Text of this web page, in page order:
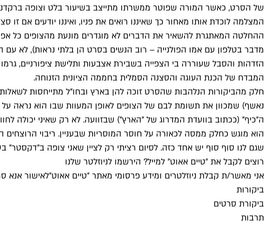
של הסרט, כאשר המורה שפוטר ממשרתו מתייצב בשיעור בלט וצופה
המצלמה לוכדת אותו מאחור כך שאיננו רואים את פניו, ואיננו יודעים
ההחלטה המאתגרת להשאיר את הדברים לא מוגדרים מונעת מהצופים כל
מדבר בטלפון עם אמו הפולנייה – רוב הנשים בסרט הן בלתי נראות), לא
הזדהות והסבל שעוררה בי הצפייה בשבירת אצבעות ותלישת ציפורניים,
המבדח של הכנת העוגה והסצנה הסמלית בחממה הציונית הזנוחה.
חלק מהביקורות הנלהבות שהסרט זוכה להן בארץ ובחו"ל מתייחסות
נאשף) שמכוון את תשומת לבם של הצופים לאופן המעוות שבו הוא נראה על
ה"כיף" (ככתוב בוועדת המדרוג של "הארץ") שבזוועה. לא רק שאיני יכולה
הוא מוגש כחלק ממסה לכאורה על חוסר המוסריות שבעניין. ריבוי הרוצחים
שגם לנו סוף סוף יש אחד כזה. לסיום רציתי רק לציין שאני צופה ב"דקסטר"
רוצים לקבל את ״טיים אאוט״ למייל? הירשמו לניוזלטר שלנו
אני מאשר/ת קבלת ניוזלטרים ומידע פרסומי מאתר ״טיים אאוט״לאישור אנא
ביקורות
ביקורת סרטים
תרבות